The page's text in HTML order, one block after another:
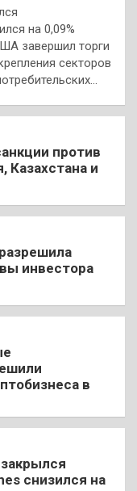
на 0,09%
завершил торги
секторов
против
Казахстана и
инвестора
в
снизился на